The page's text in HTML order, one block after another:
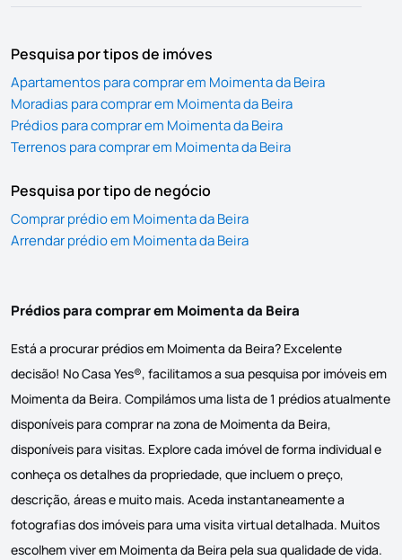
Pesquisa por tipos de imóves
Apartamentos para comprar em Moimenta da Beira
Moradias para comprar em Moimenta da Beira
Prédios para comprar em Moimenta da Beira
Terrenos para comprar em Moimenta da Beira
Pesquisa por tipo de negócio
Comprar prédio em Moimenta da Beira
Arrendar prédio em Moimenta da Beira
Prédios para comprar em Moimenta da Beira
Está a procurar prédios em Moimenta da Beira? Excelente
decisão! No Casa Yes®, facilitamos a sua pesquisa por imóveis em
Moimenta da Beira. Compilámos uma lista de 1 prédios atualmente
disponíveis para comprar na zona de Moimenta da Beira,
disponíveis para visitas. Explore cada imóvel de forma individual e
conheça os detalhes da propriedade, que incluem o preço,
descrição, áreas e muito mais. Aceda instantaneamente a
fotografias dos imóveis para uma visita virtual detalhada. Muitos
escolhem viver em Moimenta da Beira pela sua qualidade de vida.